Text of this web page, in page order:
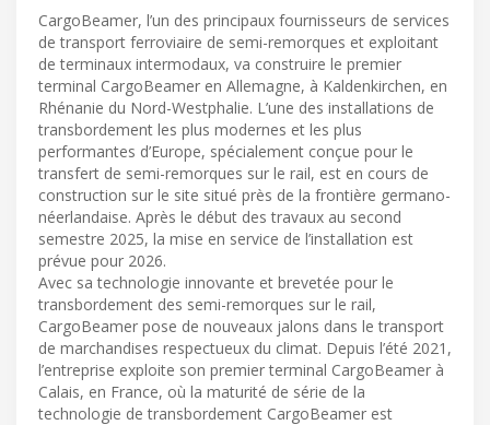
CargoBeamer, l’un des principaux fournisseurs de services
de transport ferroviaire de semi-remorques et exploitant
de terminaux intermodaux, va construire le premier
terminal CargoBeamer en Allemagne, à Kaldenkirchen, en
Rhénanie du Nord-Westphalie. L’une des installations de
transbordement les plus modernes et les plus
performantes d’Europe, spécialement conçue pour le
transfert de semi-remorques sur le rail, est en cours de
construction sur le site situé près de la frontière germano-
néerlandaise. Après le début des travaux au second
semestre 2025, la mise en service de l’installation est
prévue pour 2026.
Avec sa technologie innovante et brevetée pour le
transbordement des semi-remorques sur le rail,
CargoBeamer pose de nouveaux jalons dans le transport
de marchandises respectueux du climat. Depuis l’été 2021,
l’entreprise exploite son premier terminal CargoBeamer à
Calais, en France, où la maturité de série de la
technologie de transbordement CargoBeamer est